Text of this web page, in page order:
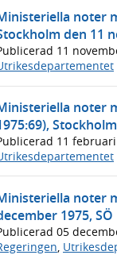
noter
den 11
11
noter
11
noter
1975, SÖ
05